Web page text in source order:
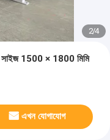
2/4
সাইজ 1500 × 1800 মিমি
এখন যোগাযোগ